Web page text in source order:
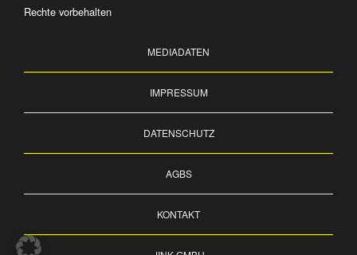
Rechte vorbehalten
MEDIADATEN
IMPRESSUM
DATENSCHUTZ
AGBS
KONTAKT